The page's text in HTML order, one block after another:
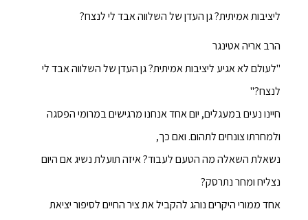
ליציבות אמיתית? גן העדן של השלווה אבד לי לנצח?
הרב אריה אטינגר
"לעולם לא אגיע ליציבות אמיתית? גן העדן של השלווה אבד לי
לנצח?"
חיינו נעים במעגלים, יום אחד אנחנו מרגישים במרומי הפסגה
ולמחרתו צונחים לתהום. ואם כך,
נשאלת השאלה מה הטעם לעבוד? איזה תועלת נשיג אם היום
נצליח ומחר נתרסק?
אחד ממורי היקרים נוהג להקביל את ציר החיים לסיפור יציאת